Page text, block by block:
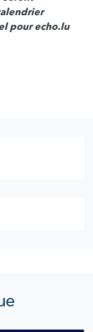
pour echo.lu